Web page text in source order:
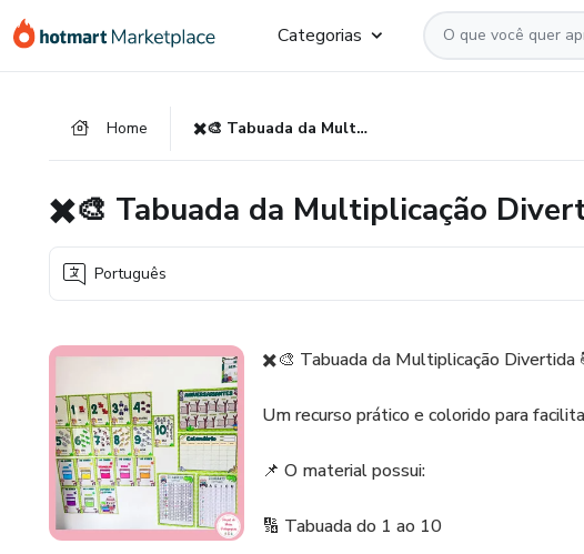
para
para
para
Categorias
Home ✖️🎨 Tabuada da Multiplicação Divertida 📚✨
✖️🎨 Tabuada da Multiplicação
Português
✖️🎨 Tabuada da Multiplicação Divertida
Um recurso prático e colorido para
📌 O material possui:
🔢 Tabuada do 1 ao 10